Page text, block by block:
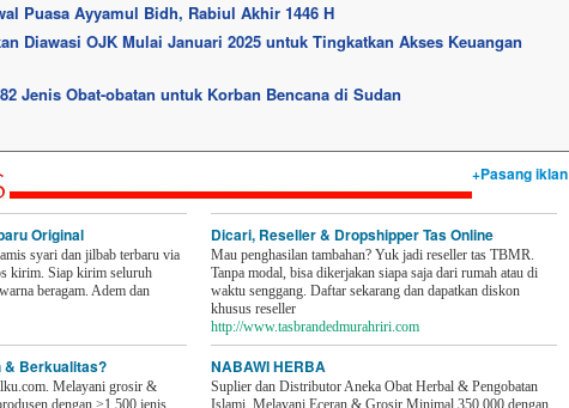
Puasa Ayyamul Bidh, Rabiul Akhir 1446 H
Diawasi OJK Mulai Januari 2025 untuk Tingkatkan Akses Keuangan
Jenis Obat-obatan untuk Korban Bencana di Sudan
+Pasang iklan
Original
syari dan jilbab terbaru via
kirim. Siap kirim seluruh
beragam. Adem dan
& Berkualitas?
Melayani grosir &
dengan >1.500 jenis
Dicari, Reseller & Dropshipper Tas Online
Mau penghasilan tambahan? Yuk jadi reseller tas TBMR.
Tanpa modal, bisa dikerjakan siapa saja dari rumah atau di
waktu senggang. Daftar sekarang dan dapatkan diskon
khusus reseller
http://www.tasbrandedmurahriri.com
NABAWI HERBA
Suplier dan Distributor Aneka Obat Herbal & Pengobatan
Islami. Melayani Eceran & Grosir Minimal 350,000 dengan